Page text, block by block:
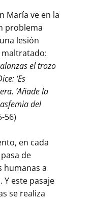
María ve en la
problema
lesión
maltratado:
el trozo
‘Es
‘Añade la
del
56)
en cada
de
humanas a
Y este pasaje
se realiza